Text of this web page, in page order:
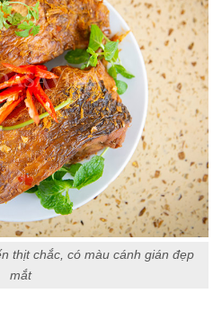
thịt chắc, có màu cánh gián đẹp
mắt